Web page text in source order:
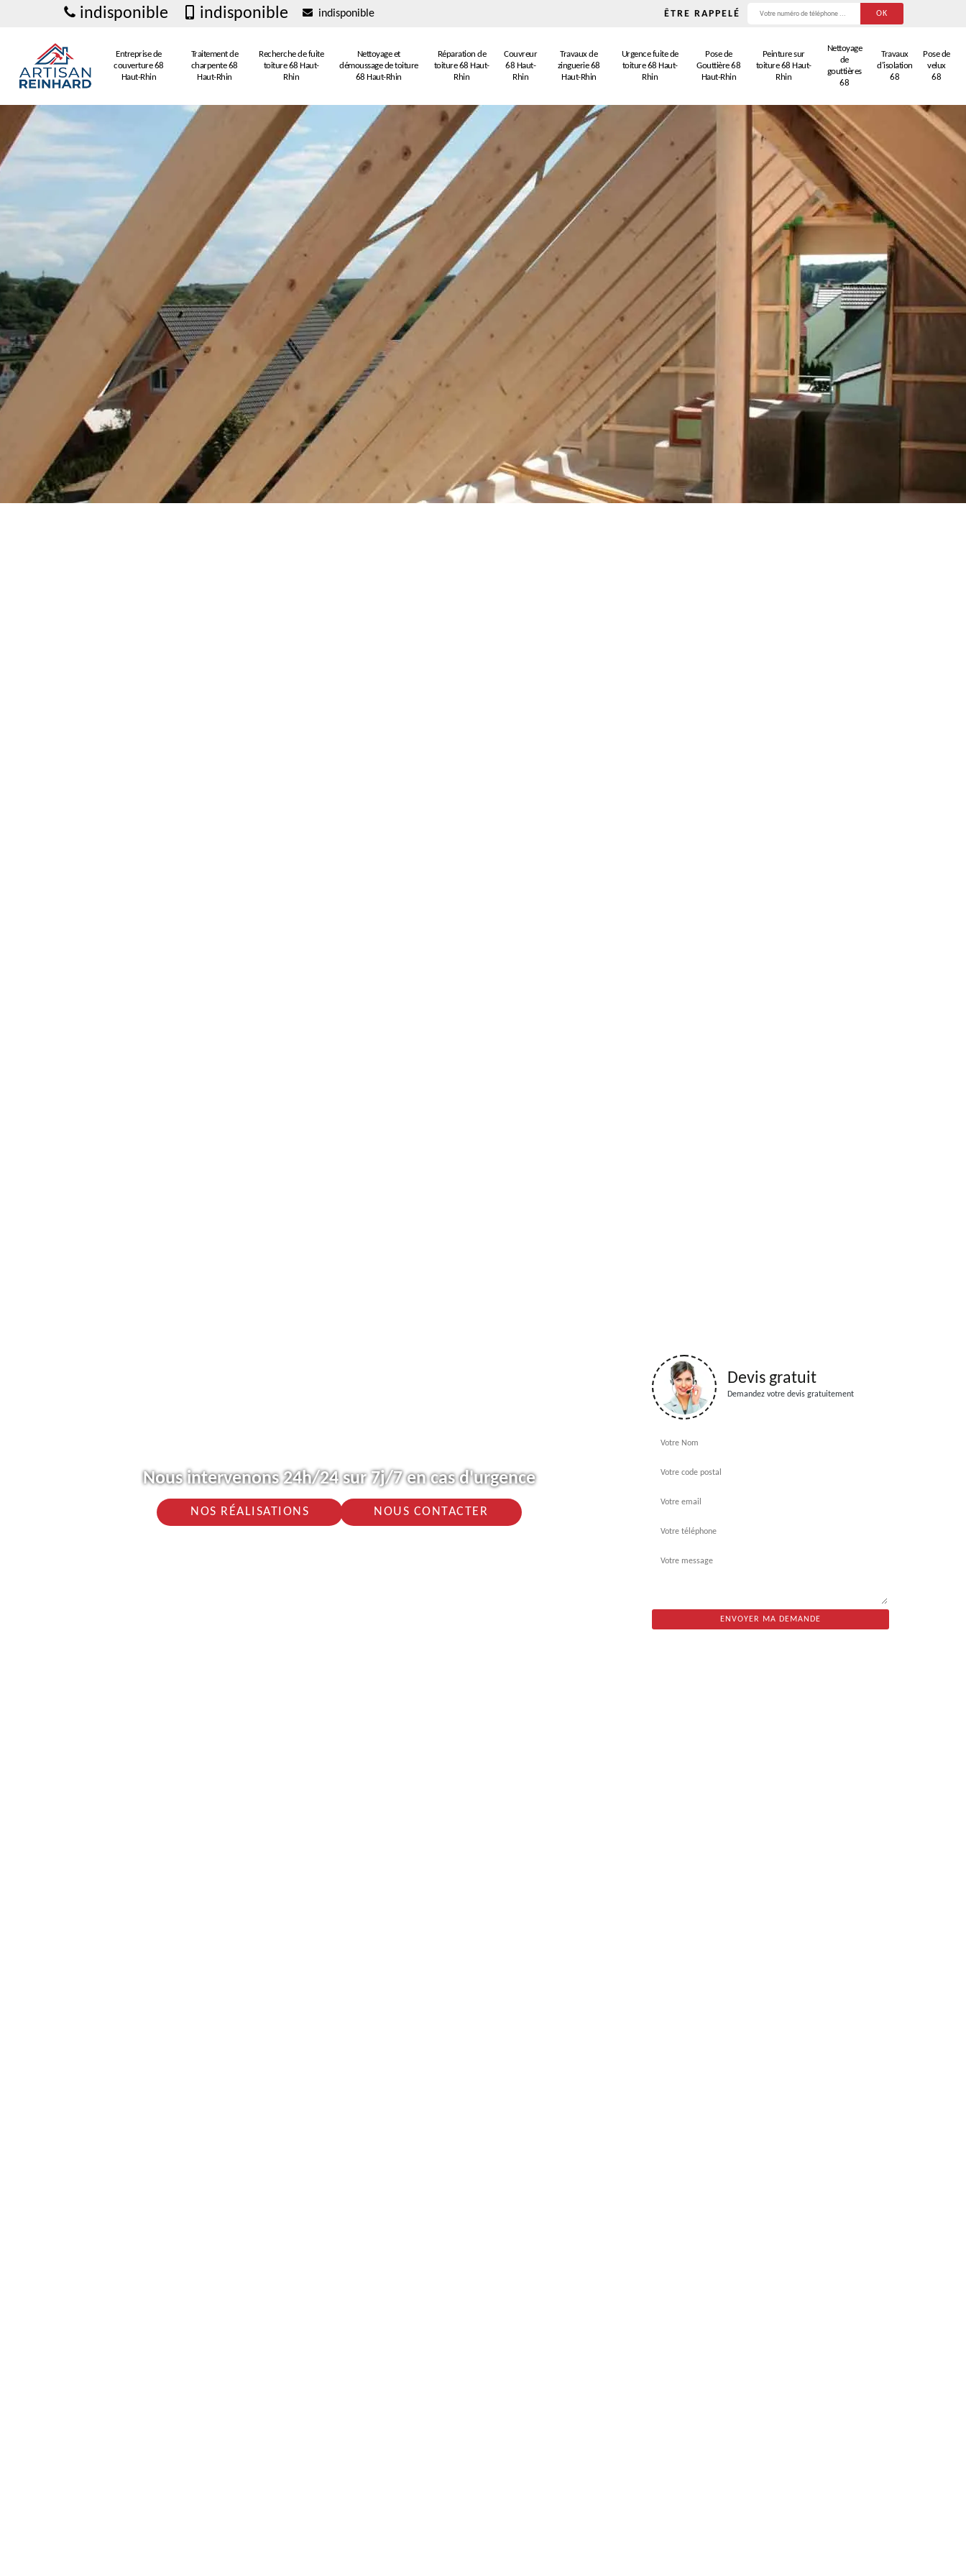
indisponible indisponible indisponible ÊTRE RAPPELÉ
Entreprise de
couverture 68
Haut-Rhin
Traitement de
charpente 68
Haut-Rhin
Recherche de fuite
toiture 68 Haut-
Rhin
Nettoyage et
démoussage de toiture
68 Haut-Rhin
Réparation de
toiture 68 Haut-
Rhin
Couvreur
68 Haut-
Rhin
Travaux de
zinguerie 68
Haut-Rhin
Urgence fuite de
toiture 68 Haut-
Rhin
Pose de
Gouttière 68
Haut-Rhin
Peinture sur
toiture 68 Haut-
Rhin
Nettoyage
de
gouttières
68
Travaux
d'isolation
68
Pose de
velux
68
Nous intervenons 24h/24 sur 7j/7 en cas d'urgence
NOS RÉALISATIONS NOUS CONTACTER
Devis gratuit
Demandez votre devis gratuitement